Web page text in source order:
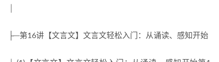
├─第16讲【文言文】文言文轻松入门：从诵读、感知开始